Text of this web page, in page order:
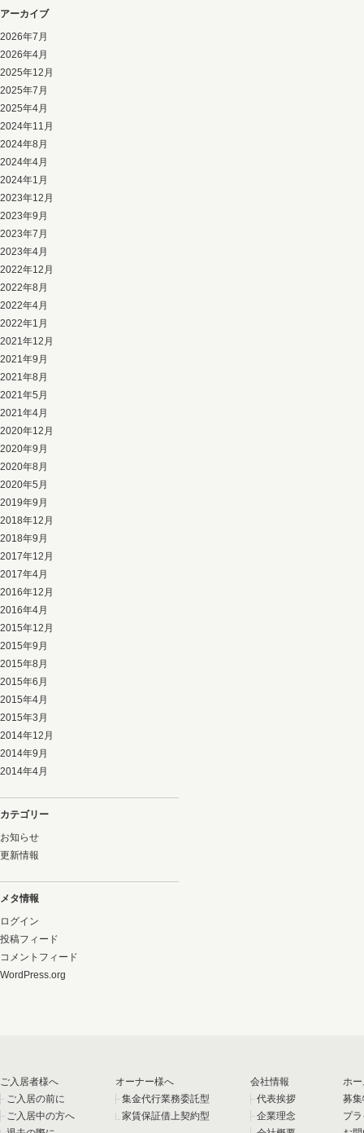
アーカイブ
2026年7月
2026年4月
2025年12月
2025年7月
2025年4月
2024年11月
2024年8月
2024年4月
2024年1月
2023年12月
2023年9月
2023年7月
2023年4月
2022年12月
2022年8月
2022年4月
2022年1月
2021年12月
2021年9月
2021年8月
2021年5月
2021年4月
2020年12月
2020年9月
2020年8月
2020年5月
2019年9月
2018年12月
2018年9月
2017年12月
2017年4月
2016年12月
2016年4月
2015年12月
2015年9月
2015年8月
2015年6月
2015年4月
2015年3月
2014年12月
2014年9月
2014年4月
カテゴリー
お知らせ
更新情報
メタ情報
ログイン
投稿フィード
コメントフィード
WordPress.org
ご入居者様へ
ご入居の前に
ご入居中の方へ
オーナー様へ
集金代行業務委託型
家賃保証借上契約型
会社情報
代表挨拶
企業理念
ホ
募
プ